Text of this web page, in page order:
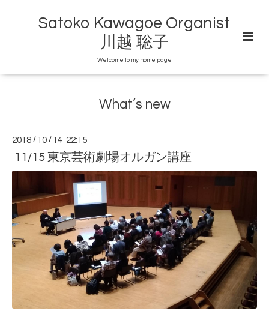
Satoko Kawagoe Organist
川越 聡子
Welcome to my home page
What’s new
2018 / 10 / 14 22:15
11/15 東京芸術劇場オルガン講座